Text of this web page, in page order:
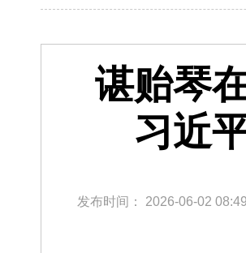
谌贻琴
习近
发布时间： 2026-06-02